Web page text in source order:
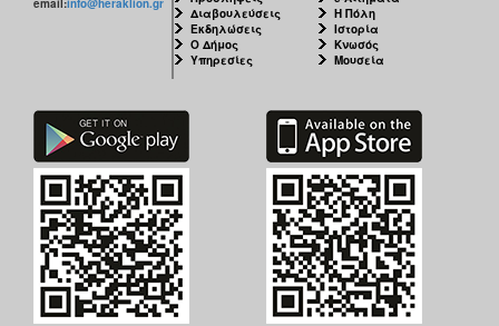
Διαβουλεύσεις
Εκδηλώσεις
Ο Δήμος
Υπηρεσίες
Η Πόλη
Ιστορία
Κνωσός
Μουσεία